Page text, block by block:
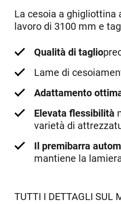
La cesoia a ghigliottina
lavoro di 3100 mm e
Qualità di taglio
Lame di
Adattamento
Elevata flessibilità
varietà di
Il premibarra
mantiene la
TUTTI I DETTAGLI SUL